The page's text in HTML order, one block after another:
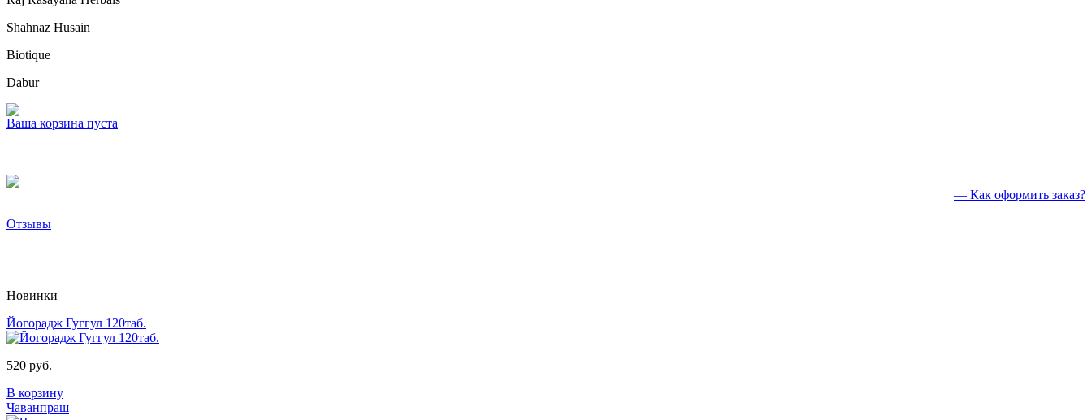
Shahnaz Husain
Biotique
Dabur
Ваша корзина пуста
— Как оформить заказ?
Отзывы
Новинки
Йогорадж Гуггул 120таб.
520 руб.
В корзину
Чаванпраш